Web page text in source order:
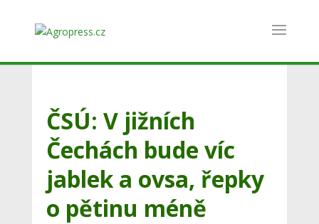
ČSÚ: V jižních
Čechách bude víc
jablek a ovsa, řepky
o pětinu méně